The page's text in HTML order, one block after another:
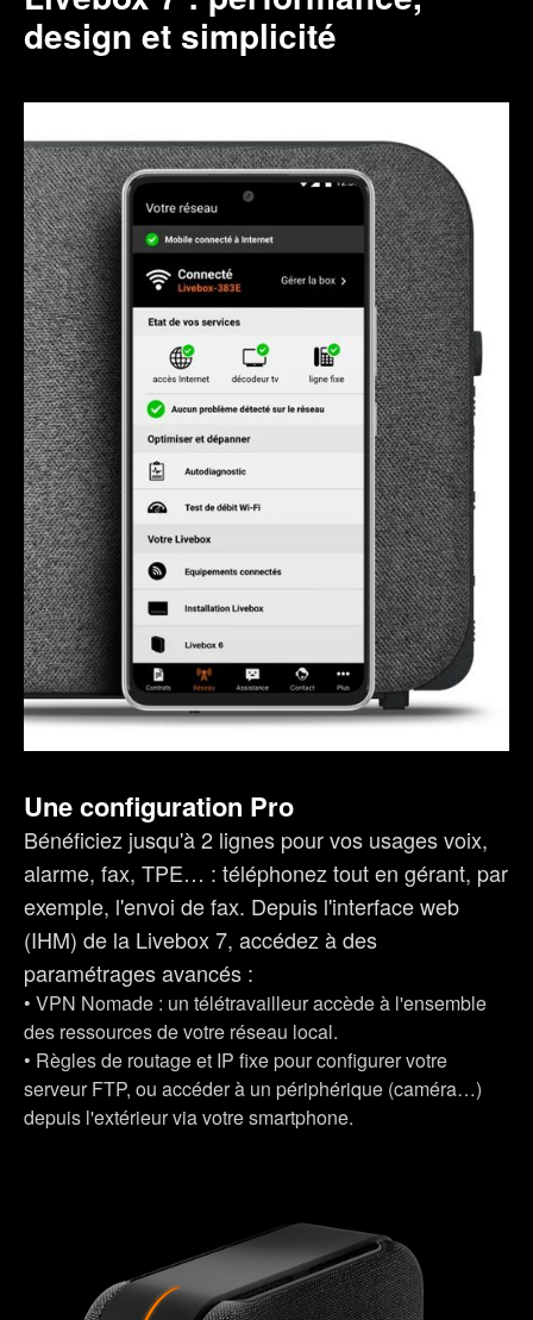
design et simplicité
Une configuration Pro
Bénéficiez jusqu'à 2 lignes pour vos usages voix,
alarme, fax, TPE… : téléphonez tout en gérant, par
exemple, l'envoi de fax. Depuis l'interface web
(IHM) de la Livebox 7, accédez à des
paramétrages avancés :
• VPN Nomade : un télétravailleur accède à l'ensemble
des ressources de votre réseau local.
• Règles de routage et IP fixe pour configurer votre
serveur FTP, ou accéder à un périphérique (caméra…)
depuis l'extérieur via votre smartphone.